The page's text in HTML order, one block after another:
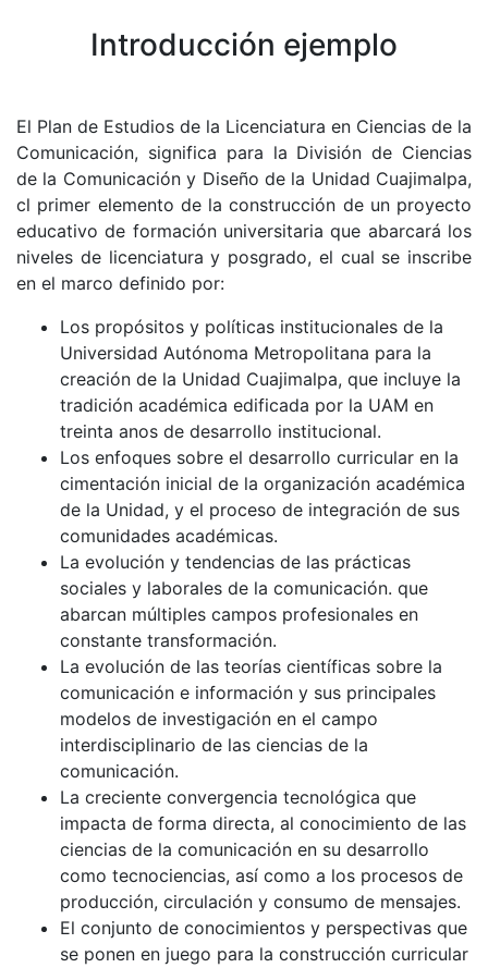
Introducción ejemplo
El Plan de Estudios de la Licenciatura en Ciencias de la
Comunicación, significa para la División de Ciencias
de la Comunicación y Diseño de la Unidad Cuajimalpa,
cl primer elemento de la construcción de un proyecto
educativo de formación universitaria que abarcará los
niveles de licenciatura y posgrado, el cual se inscribe
en el marco definido por:
Los propósitos y políticas institucionales de la
Universidad Autónoma Metropolitana para la
creación de la Unidad Cuajimalpa, que incluye la
tradición académica edificada por la UAM en
treinta anos de desarrollo institucional.
Los enfoques sobre el desarrollo curricular en la
cimentación inicial de la organización académica
de la Unidad, y el proceso de integración de sus
comunidades académicas.
La evolución y tendencias de las prácticas
sociales y laborales de la comunicación. que
abarcan múltiples campos profesionales en
constante transformación.
La evolución de las teorías científicas sobre la
comunicación e información y sus principales
modelos de investigación en el campo
interdisciplinario de las ciencias de la
comunicación.
La creciente convergencia tecnológica que
impacta de forma directa, al conocimiento de las
ciencias de la comunicación en su desarrollo
como tecnociencias, así como a los procesos de
producción, circulación y consumo de mensajes.
El conjunto de conocimientos y perspectivas que
se ponen en juego para la construcción curricular